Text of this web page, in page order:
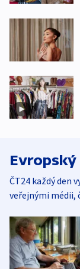
ČT24 každý den
veřejnými médii,